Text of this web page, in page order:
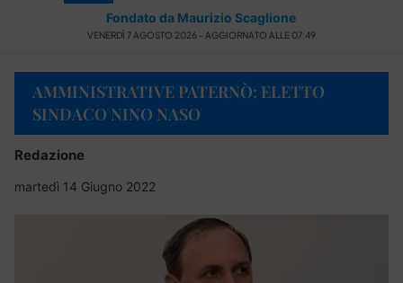
Fondato da Maurizio Scaglione
VENERDÌ 7 AGOSTO 2026 - AGGIORNATO ALLE 07:49
AMMINISTRATIVE PATERNÒ: ELETTO
SINDACO NINO NASO
Redazione
martedì 14 Giugno 2022